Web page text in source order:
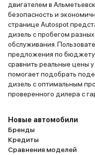
двигателем в
безопасность и
странице Autospot
дизель с пробегом
обслуживания.
предложения по бюджету,
сравнить реальные цены
помогает подобрать
дизель с оптимальным
проверенного дилера с
Новые автомобили
Бренды
Кредиты
Сравнения моделей